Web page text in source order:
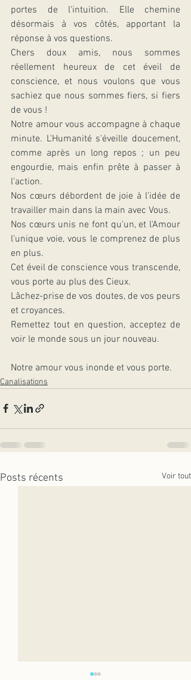
portes de l'intuition. Elle chemine
désormais à vos côtés, apportant la
réponse à vos questions.
Chers doux amis, nous sommes
réellement heureux de cet éveil de
conscience, et nous voulons que vous
sachiez que nous sommes fiers, si fiers
de vous !
Notre amour vous accompagne à chaque
minute. L'Humanité s'éveille doucement,
comme après un long repos ; un peu
engourdie, mais enfin prête à passer à
l'action.
Nos cœurs débordent de joie à l'idée de
travailler main dans la main avec Vous.
Nos cœurs unis ne font qu'un, et l'Amour
l'unique voie, vous le comprenez de plus
en plus.
Cet éveil de conscience vous transcende,
vous porte au plus des Cieux.
Lâchez-prise de vos doutes, de vos peurs
et croyances.
Remettez tout en question, acceptez de
voir le monde sous un jour nouveau.
Notre amour vous inonde et vous porte.
Canalisations
Posts récents Voir tout